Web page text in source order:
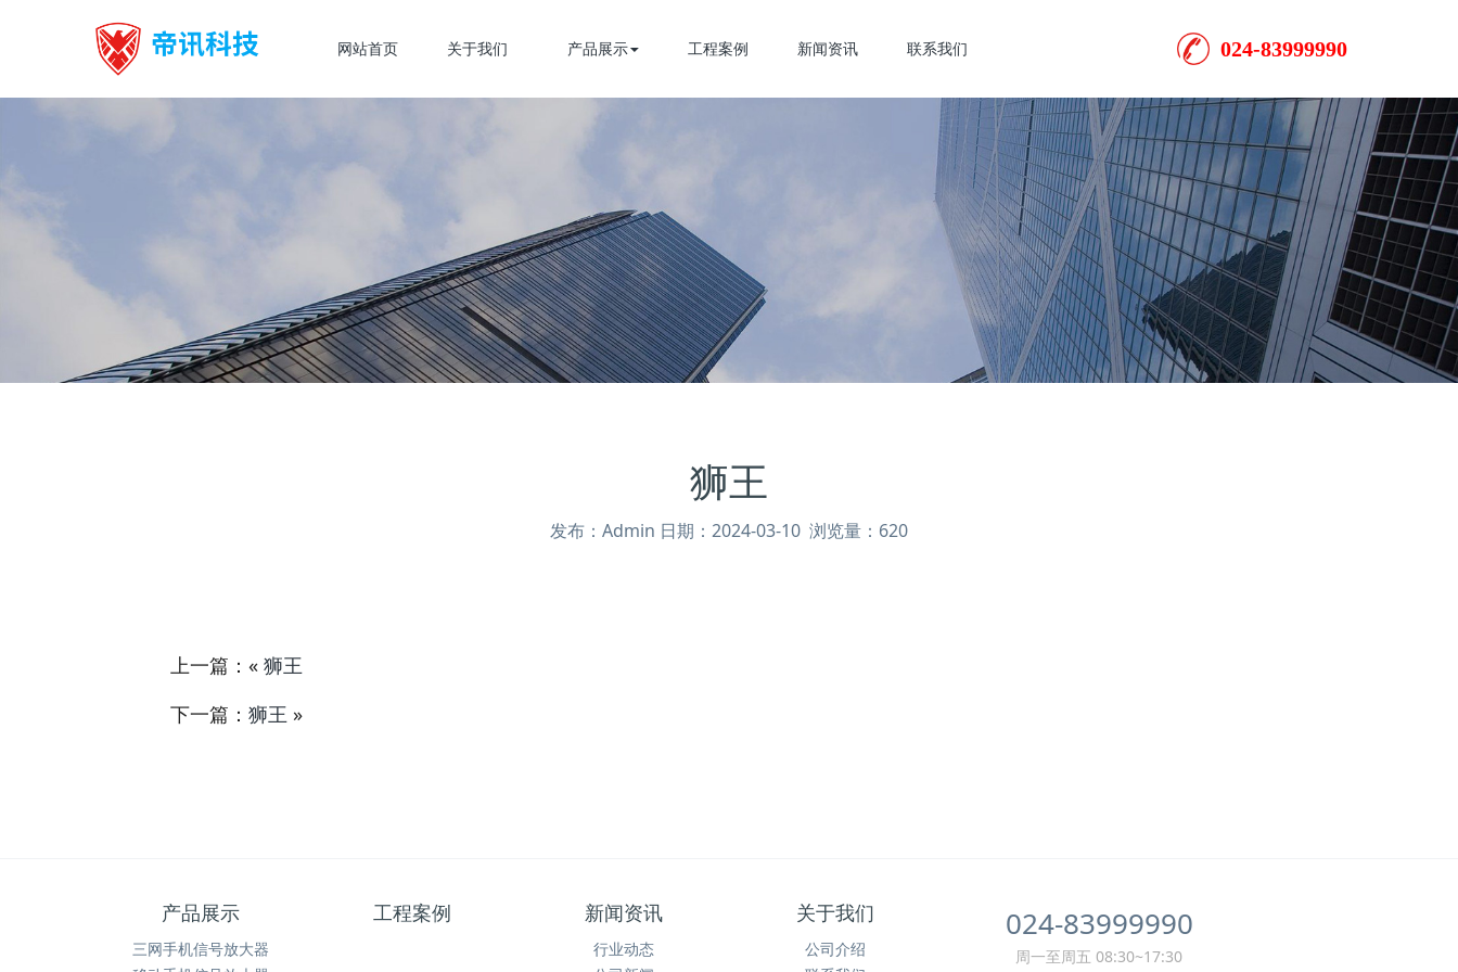
网站首页 关于我们 产品展示 工程案例 新闻资讯 联系我们 024-83999990
狮王
发布：Admin 日期：2024-03-10 浏览量：620
上一篇：« 狮王
下一篇： 狮王 »
产品展示
三网手机信号放大器
工程案例 新闻资讯
行业动态
关于我们
公司介绍
024-83999990
周一至周五 08:30~17:30